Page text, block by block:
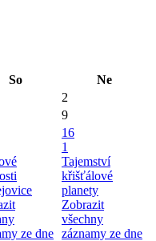
So
Ne
2
9
ze dne
16
1
Tajemství
křišťálové
planety
Zobrazit
všechny
záznamy ze dne